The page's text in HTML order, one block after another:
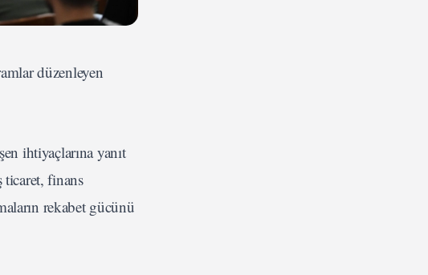
düzenleyen
ihtiyaçlarına yanıt
finans
rekabet gücünü